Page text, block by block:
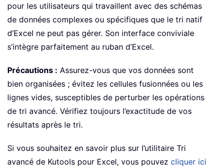
pour les utilisateurs qui travaillent avec des schémas
de données complexes ou spécifiques que le tri natif
d’Excel ne peut pas gérer. Son interface conviviale
s’intègre parfaitement au ruban d’Excel.
Précautions : Assurez-vous que vos données sont
bien organisées ; évitez les cellules fusionnées ou les
lignes vides, susceptibles de perturber les opérations
de tri avancé. Vérifiez toujours l’exactitude de vos
résultats après le tri.
Si vous souhaitez en savoir plus sur l’utilitaire Tri
avancé de Kutools pour Excel, vous pouvez cliquer ici